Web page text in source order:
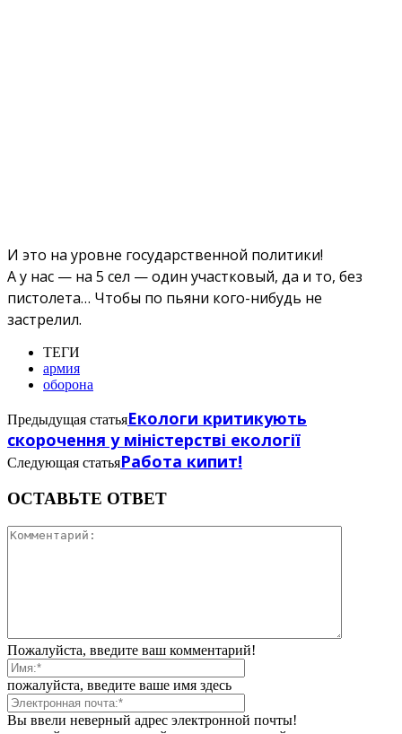
И это на уровне государственной политики!
А у нас — на 5 сел — один участковый, да и то, без
пистолета… Чтобы по пьяни кого-нибудь не
застрелил.
ТЕГИ
армия
оборона
Предыдущая статьяЕкологи критикують
скорочення у міністерстві екології
Следующая статьяРабота кипит!
ОСТАВЬТЕ ОТВЕТ
Пожалуйста, введите ваш комментарий!
пожалуйста, введите ваше имя здесь
Вы ввели неверный адрес электронной почты!